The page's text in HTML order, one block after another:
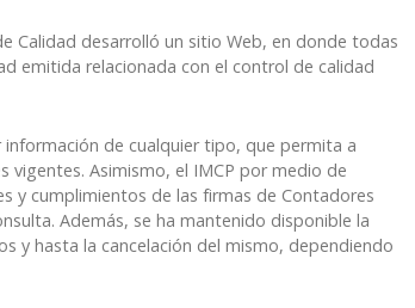
Calidad desarrolló un sitio Web, en donde todas
emitida relacionada con el control de calidad
de cualquier tipo, que permita a
vigentes. Asimismo, el IMCP por medio de
y cumplimientos de las firmas de Contadores
Además, se ha mantenido disponible la
y hasta la cancelación del mismo, dependiendo